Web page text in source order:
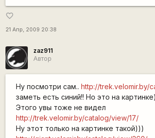
favorite_border
21 Апр, 2009 20:38
zaz911
Автор
Ну посмотри сам.. http://trek.velomir.by/
заметь есть синий!! Но это на картинке)
Этого увы тоже не видел
http://trek.velomir.by/catalog/view/17/
Ну этот только на картинке такой)))